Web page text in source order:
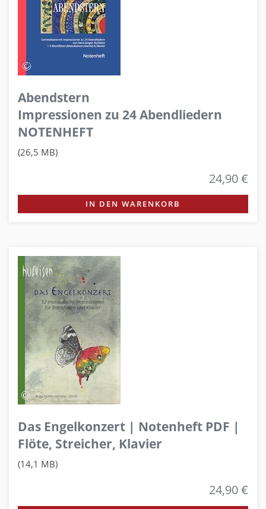
Abendstern
Impressionen zu 24 Abendliedern
NOTENHEFT
(26,5 MB)
24,90 €
IN DEN WARENKORB
Das Engelkonzert | Notenheft PDF |
Flöte, Streicher, Klavier
(14,1 MB)
24,90 €